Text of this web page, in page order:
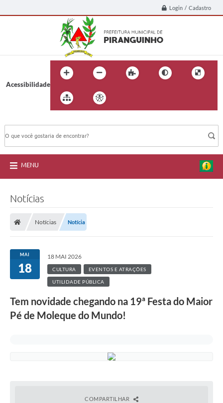
Login / Cadastro
Acessibilidade
MENU
Notícias
Notícias Notícia
MAI
18
18 MAI 2026
CULTURA EVENTOS E ATRAÇÕES
UTILIDADE PÚBLICA
Tem novidade chegando na 19ª Festa do Maior
Pé de Moleque do Mundo!
COMPARTILHAR